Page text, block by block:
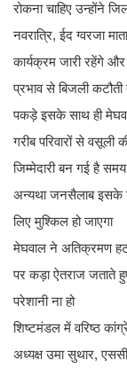
रोकना चाहिए उन्होंने
नवरात्रि, ईद ग्वरजा
कार्यक्रम जारी रहेंगे
प्रभाव से बिजली
पकड़े इसके साथ ही
गरीब परिवारों से
जिम्मेदारी बन गई है
अन्यथा जनसैलाब इसके
लिए मुश्किल हो जाएगा
मेघवाल ने अतिक्रमण
पर कड़ा ऐतराज जताते
परेशानी ना हो
शिष्टमंडल में वरिष्ठ
अध्यक्ष उमा सुथार,